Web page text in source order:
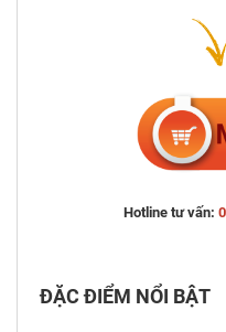
Hotline tư vấn:
ĐẶC ĐIỂM NỔI BẬT